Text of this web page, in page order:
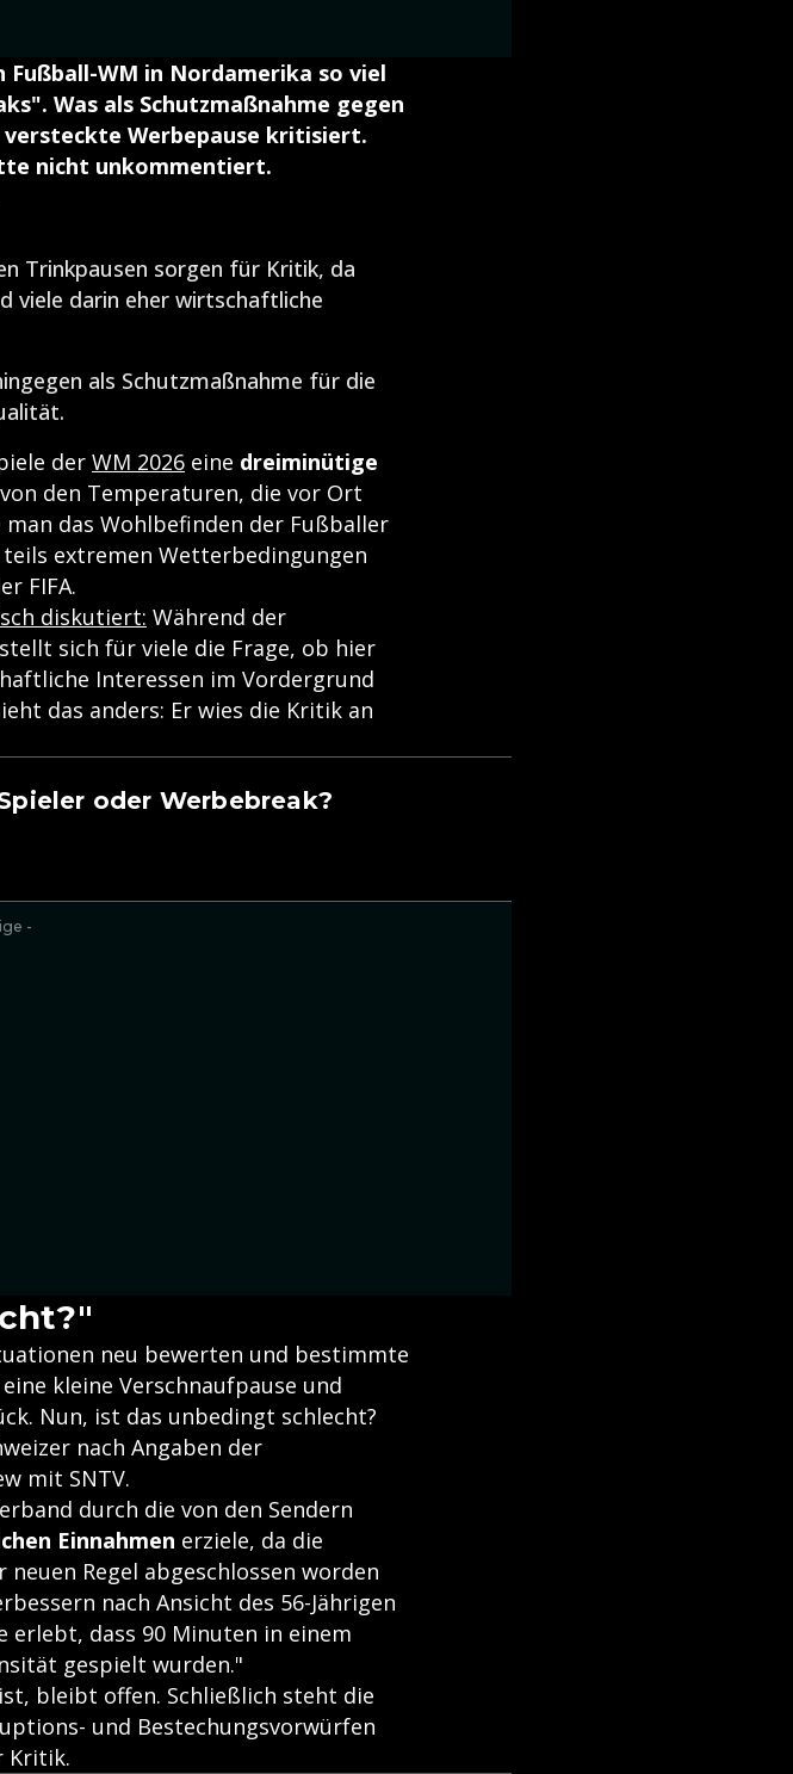
WM in Nordamerika so viel
Was als Schutzmaßnahme gegen
Werbepause kritisiert.
nicht unkommentiert.
Trinkpausen sorgen für Kritik, da
viele darin eher wirtschaftliche
als Schutzmaßnahme für die
der WM 2026 eine dreiminütige
den Temperaturen, die vor Ort
das Wohlbefinden der Fußballer
extremen Wetterbedingungen
FIFA.
diskutiert: Während der
sich für viele die Frage, ob hier
Interessen im Vordergrund
das anders: Er wies die Kritik an
oder Werbebreak?
-
neu bewerten und bestimmte
kleine Verschnaufpause und
Nun, ist das unbedingt schlecht?
nach Angaben der
mit SNTV.
durch die von den Sendern
Einnahmen erziele, da die
Regel abgeschlossen worden
nach Ansicht des 56-Jährigen
erlebt, dass 90 Minuten in einem
gespielt wurden."
bleibt offen. Schließlich steht die
und Bestechungsvorwürfen
Kritik.